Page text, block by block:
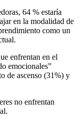
64 % estaría
en la modalidad de
como un
enfrentan en el
emocionales”
de ascenso (31%) y
no enfrentan